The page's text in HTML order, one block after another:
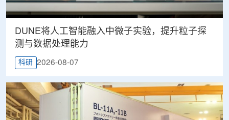
DUNE将人工智能融入中微子实验，提升粒子探
测与数据处理能力
科研 2026-08-07